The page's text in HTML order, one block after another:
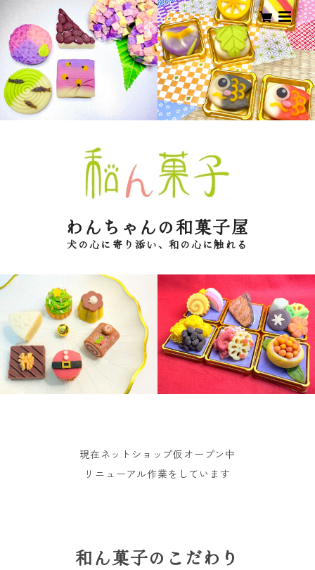
わんちゃんの和菓子屋
犬の心に寄り添い、和の心に触れる
現在ネットショップ仮オープン中
リニューアル作業をしています
和ん菓子のこだわり